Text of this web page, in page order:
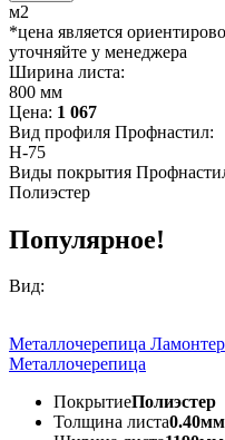
м2
*цена является
уточняйте у менеджера
Ширина листа:
800 мм
Цена: 1 067
Вид профиля Профнастил:
H-75
Виды покрытия
Полиэстер
Популярное!
Вид:
Металлочерепица
Металлочерепица
ПокрытиеПолиэстер
Толщина листа0.40мм